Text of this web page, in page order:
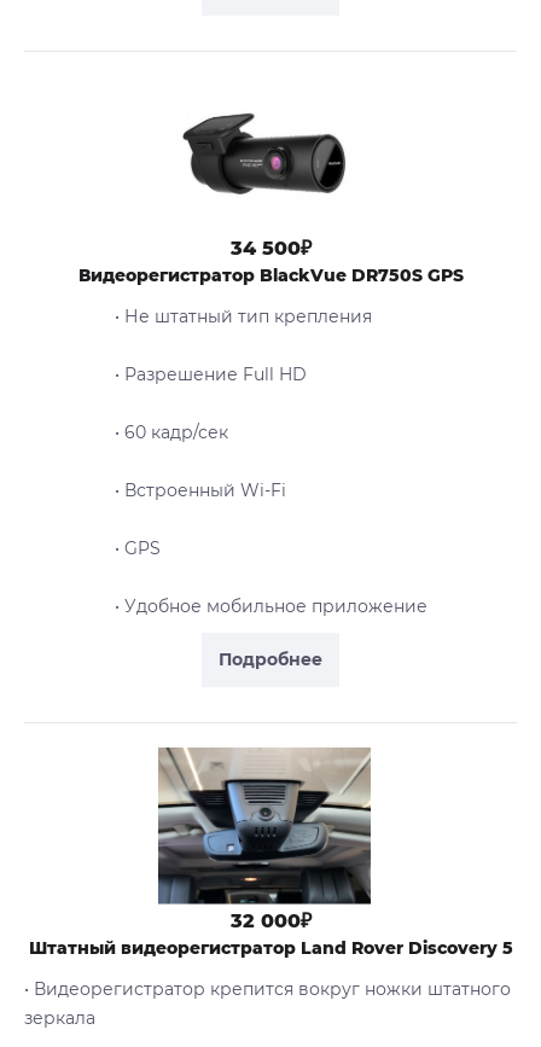
Подробнее
34 500₽
Видеорегистратор BlackVue DR750S GPS
• Не штатный тип крепления
• Разрешение Full HD
• 60 кадр/сек
• Встроенный Wi-Fi
• GPS
• Удобное мобильное приложение
32 000₽
Штатный видеорегистратор Land Rover Discovery 5
• Видеорегистратор крепится вокруг ножки штатного
зеркала